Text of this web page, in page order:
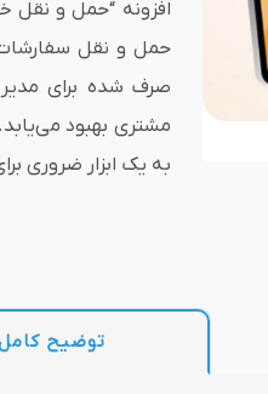
بازاریابی و فروش
افزونه “حمل و نقل
حمل و نقل سفارشات
صرف شده برای
به یک ابزار ضروری
توضیح